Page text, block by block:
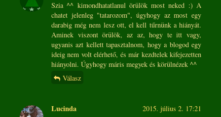
Szia ^^ kimondhatatlanul örülök most neked :) A
chatet jelenleg "tatarozom", úgyhogy az most egy
darabig még nem lesz ott, el kell tűrnünk a hiányát.
Aminek viszont örülök, az az, hogy te itt vagy,
ugyanis azt kellett tapasztalnom, hogy a blogod egy
ideig nem volt elérhető, és már kezdtelek kifejezetten
hiányolni. Úgyhogy máris megyek és körülnézek ^^
Válasz
Lucinda
2015. július 2. 17:21